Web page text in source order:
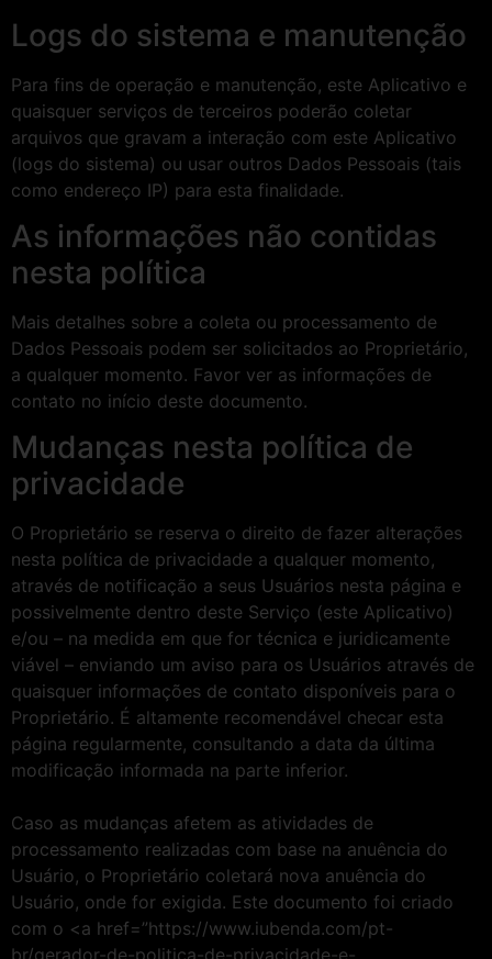
Logs do sistema e manutenção
Para fins de operação e manutenção, este Aplicativo e
quaisquer serviços de terceiros poderão coletar
arquivos que gravam a interação com este Aplicativo
(logs do sistema) ou usar outros Dados Pessoais (tais
como endereço IP) para esta finalidade.
As informações não contidas
nesta política
Mais detalhes sobre a coleta ou processamento de
Dados Pessoais podem ser solicitados ao Proprietário,
a qualquer momento. Favor ver as informações de
contato no início deste documento.
Mudanças nesta política de
privacidade
O Proprietário se reserva o direito de fazer alterações
nesta política de privacidade a qualquer momento,
através de notificação a seus Usuários nesta página e
possivelmente dentro deste Serviço (este Aplicativo)
e/ou – na medida em que for técnica e juridicamente
viável – enviando um aviso para os Usuários através de
quaisquer informações de contato disponíveis para o
Proprietário. É altamente recomendável checar esta
página regularmente, consultando a data da última
modificação informada na parte inferior.
Caso as mudanças afetem as atividades de
processamento realizadas com base na anuência do
Usuário, o Proprietário coletará nova anuência do
Usuário, onde for exigida. Este documento foi criado
com o <a href=”https://www.iubenda.com/pt-